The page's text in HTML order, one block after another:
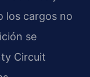
los cargos no
se
Circuit